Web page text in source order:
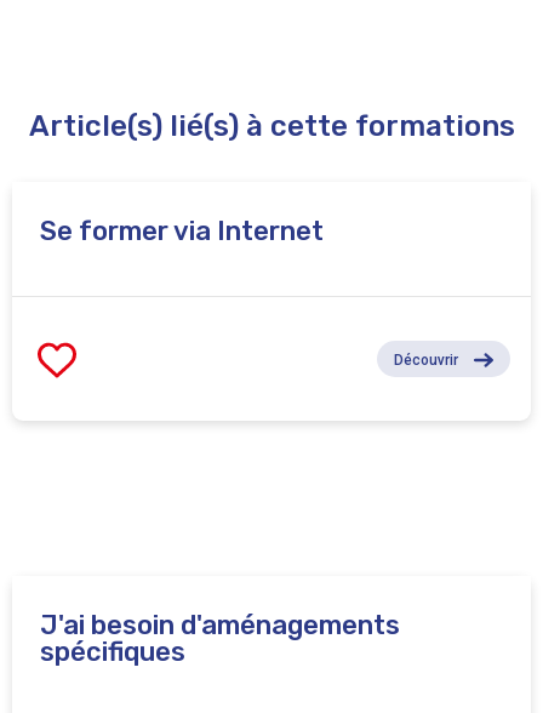
Article(s) lié(s) à cette formations
Se former via Internet
Découvrir
J'ai besoin d'aménagements
spécifiques